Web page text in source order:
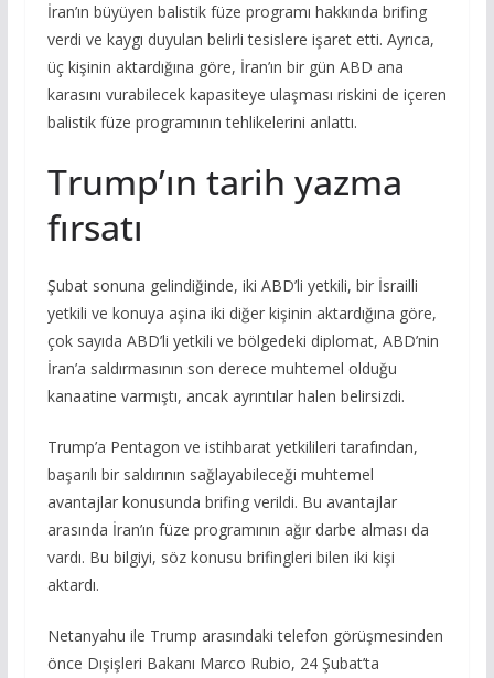
İran’ın büyüyen balistik füze programı hakkında brifing
verdi ve kaygı duyulan belirli tesislere işaret etti. Ayrıca,
üç kişinin aktardığına göre, İran’ın bir gün ABD ana
karasını vurabilecek kapasiteye ulaşması riskini de içeren
balistik füze programının tehlikelerini anlattı.
Trump’ın tarih yazma
fırsatı
Şubat sonuna gelindiğinde, iki ABD’li yetkili, bir İsrailli
yetkili ve konuya aşina iki diğer kişinin aktardığına göre,
çok sayıda ABD’li yetkili ve bölgedeki diplomat, ABD’nin
İran’a saldırmasının son derece muhtemel olduğu
kanaatine varmıştı, ancak ayrıntılar halen belirsizdi.
Trump’a Pentagon ve istihbarat yetkilileri tarafından,
başarılı bir saldırının sağlayabileceği muhtemel
avantajlar konusunda brifing verildi. Bu avantajlar
arasında İran’ın füze programının ağır darbe alması da
vardı. Bu bilgiyi, söz konusu brifingleri bilen iki kişi
aktardı.
Netanyahu ile Trump arasındaki telefon görüşmesinden
önce Dışişleri Bakanı Marco Rubio, 24 Şubat’ta